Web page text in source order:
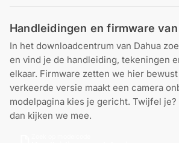
Handleidingen en firmware van
In het downloadcentrum van Dahua
en vind je de handleiding, tekeningen
elkaar. Firmware zetten we hier
verkeerde versie maakt een camera
modelpagina kies je gericht. Twijfel je?
dan kijken we mee.